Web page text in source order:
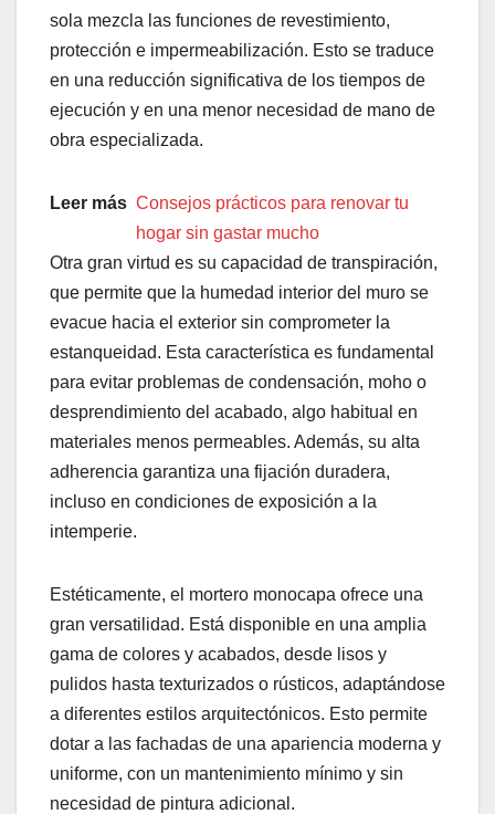
sola mezcla las funciones de revestimiento,
protección e impermeabilización. Esto se traduce
en una reducción significativa de los tiempos de
ejecución y en una menor necesidad de mano de
obra especializada.
Leer más Consejos prácticos para renovar tu
hogar sin gastar mucho
Otra gran virtud es su capacidad de transpiración,
que permite que la humedad interior del muro se
evacue hacia el exterior sin comprometer la
estanqueidad. Esta característica es fundamental
para evitar problemas de condensación, moho o
desprendimiento del acabado, algo habitual en
materiales menos permeables. Además, su alta
adherencia garantiza una fijación duradera,
incluso en condiciones de exposición a la
intemperie.
Estéticamente, el mortero monocapa ofrece una
gran versatilidad. Está disponible en una amplia
gama de colores y acabados, desde lisos y
pulidos hasta texturizados o rústicos, adaptándose
a diferentes estilos arquitectónicos. Esto permite
dotar a las fachadas de una apariencia moderna y
uniforme, con un mantenimiento mínimo y sin
necesidad de pintura adicional.